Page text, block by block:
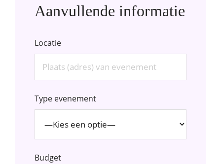
Aanvullende informatie
Locatie
Type evenement
Budget